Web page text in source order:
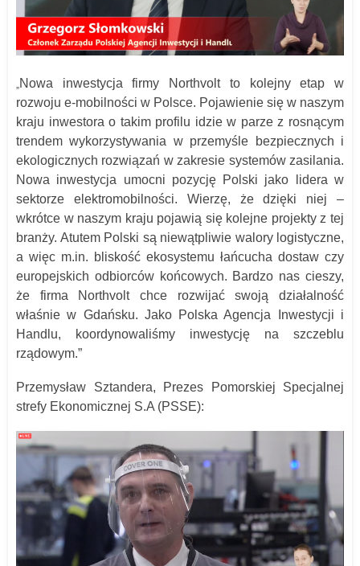
Nowa inwestycja firmy Northvolt to kolejny etap w
rozwoju e-mobilności w Polsce. Pojawienie się w naszym
kraju inwestora o takim profilu idzie w parze z rosnącym
trendem wykorzystywania w przemyśle bezpiecznych i
ekologicznych rozwiązań w zakresie systemów zasilania.
Nowa inwestycja umocni pozycję Polski jako lidera w
sektorze elektromobilności. Wierzę, że dzięki niej –
wkrótce w naszym kraju pojawią się kolejne projekty z tej
branży. Atutem Polski są niewątpliwie walory logistyczne,
a więc m.in. bliskość ekosystemu łańcucha dostaw czy
europejskich odbiorców końcowych. Bardzo nas cieszy,
że firma Northvolt chce rozwijać swoją działalność
właśnie w Gdańsku. Jako Polska Agencja Inwestycji i
Handlu, koordynowaliśmy inwestycję na szczeblu
rządowym.”
Przemysław Sztandera, Prezes Pomorskiej Specjalnej
strefy Ekonomicznej S.A (PSSE):